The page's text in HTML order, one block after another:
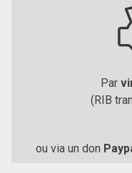
Par
(RIB
ou via un don